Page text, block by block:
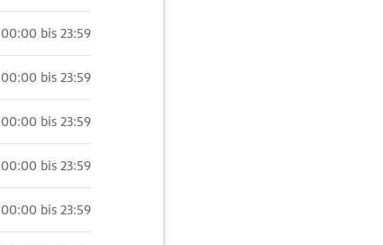
00:00 bis 23:59
00:00 bis 23:59
00:00 bis 23:59
00:00 bis 23:59
00:00 bis 23:59